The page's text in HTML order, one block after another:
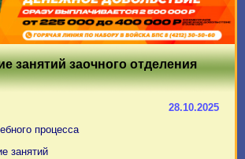
занятий заочного отделения
28.10.2025
процесса
занятий